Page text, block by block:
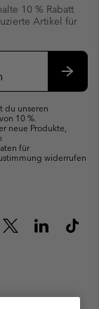
10 % Rabatt
Artikel für
du unseren
10 %.
neue Produkte,
für
widerrufen